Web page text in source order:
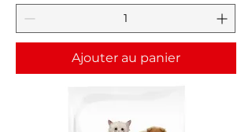
Ajouter au panier